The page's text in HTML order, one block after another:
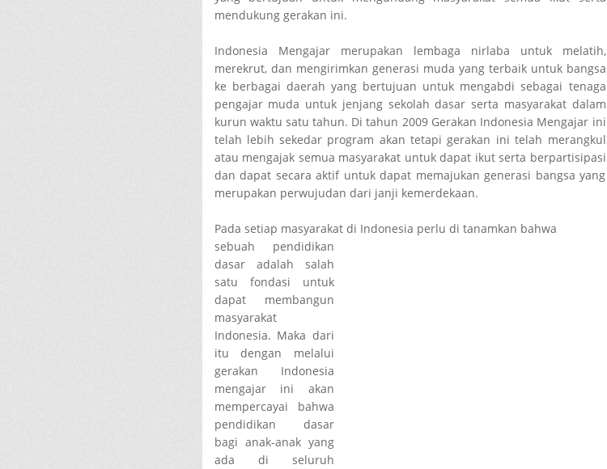
mendukung gerakan ini.
Indonesia Mengajar merupakan lembaga nirlaba untuk melatih,
merekrut, dan mengirimkan generasi muda yang terbaik untuk bangsa
ke berbagai daerah yang bertujuan untuk mengabdi sebagai tenaga
pengajar muda untuk jenjang sekolah dasar serta masyarakat dalam
kurun waktu satu tahun. Di tahun 2009 Gerakan Indonesia Mengajar ini
telah lebih sekedar program akan tetapi gerakan ini telah merangkul
atau mengajak semua masyarakat untuk dapat ikut serta berpartisipasi
dan dapat secara aktif untuk dapat memajukan generasi bangsa yang
merupakan perwujudan dari janji kemerdekaan.
Pada setiap masyarakat di Indonesia perlu di tanamkan bahwa
sebuah pendidikan
dasar adalah salah
satu fondasi untuk
dapat membangun
masyarakat
Indonesia. Maka dari
itu dengan melalui
gerakan Indonesia
mengajar ini akan
mempercayai bahwa
pendidikan dasar
bagi anak-anak yang
ada di seluruh